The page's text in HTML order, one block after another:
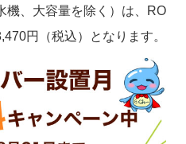
機、大容量を除く）は、RO
円（税込）となります。